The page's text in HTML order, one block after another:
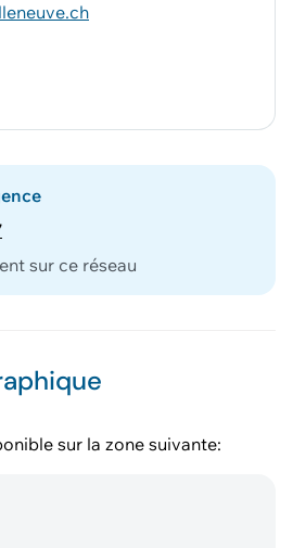
sur ce réseau
sur la zone suivante: